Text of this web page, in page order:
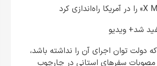
شد+ ویدیو
توان اجرای آن را نداشته باشد،
سفرهای استانی در چارچوب